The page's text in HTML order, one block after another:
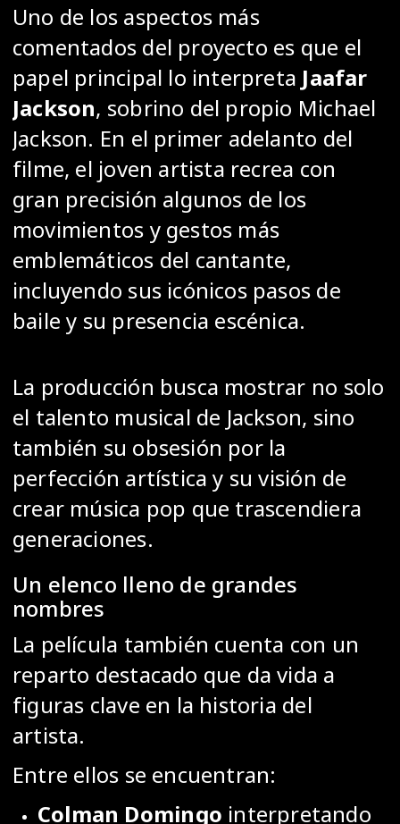
Uno de los aspectos más
comentados del proyecto es que el
papel principal lo interpreta Jaafar
Jackson, sobrino del propio Michael
Jackson. En el primer adelanto del
filme, el joven artista recrea con
gran precisión algunos de los
movimientos y gestos más
emblemáticos del cantante,
incluyendo sus icónicos pasos de
baile y su presencia escénica.
La producción busca mostrar no solo
el talento musical de Jackson, sino
también su obsesión por la
perfección artística y su visión de
crear música pop que trascendiera
generaciones.
Un elenco lleno de grandes
nombres
La película también cuenta con un
reparto destacado que da vida a
figuras clave en la historia del
artista.
Entre ellos se encuentran:
Colman Domingo interpretando